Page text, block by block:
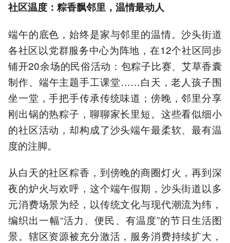
社区温度：粽香飘邻里，温情最动人
端午的底色，始终是家与邻里的温情。沙头街道
各社区以党群服务中心为阵地，在12个社区同步
铺开20余场的民俗活动：包粽子比赛、艾草香囊
制作、端午主题手工课堂……白天，老人孩子围
坐一堂，手把手传承传统味道；傍晚，邻里分享
刚出锅的热粽子，聊聊家长里短。这些看似细小
的社区活动，却构成了沙头端午最柔软、最有温
度的注脚。
从白天的社区粽香，到傍晚的商圈灯火，再到深
夜的炉火与欢呼，这个端午假期，沙头街道以多
元消费场景为经，以传统文化与现代潮流为纬，
编织出一幅“活力、便民、有温度”的节日生活图
景。辖区资源被充分激活，服务消费持续扩大，